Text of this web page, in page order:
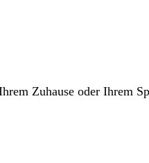
Zuhause oder Ihrem